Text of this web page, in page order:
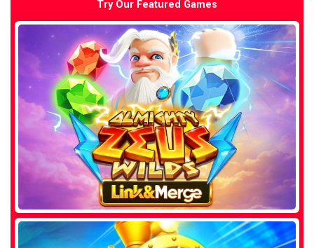
Try Our Featured Games